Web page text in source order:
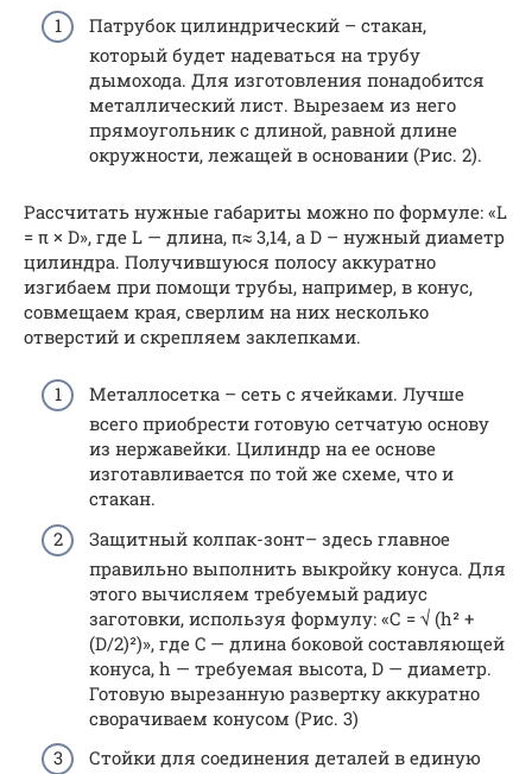
Патрубок цилиндрический – стакан,
который будет надеваться на трубу
дымохода. Для изготовления понадобится
металлический лист. Вырезаем из него
прямоугольник с длиной, равной длине
окружности, лежащей в основании (Рис. 2).
Рассчитать нужные габариты можно по формуле: «L
= π × D», где L — длина, π≈ 3,14, а D – нужный диаметр
цилиндра. Получившуюся полосу аккуратно
изгибаем при помощи трубы, например, в конус,
совмещаем края, сверлим на них несколько
отверстий и скрепляем заклепками.
Металлосетка – сеть с ячейками. Лучше
всего приобрести готовую сетчатую основу
из нержавейки. Цилиндр на ее основе
изготавливается по той же схеме, что и
стакан.
Защитный колпак-зонт– здесь главное
правильно выполнить выкройку конуса. Для
этого вычисляем требуемый радиус
заготовки, используя формулу: «С = √ (h² +
(D/2)²)», где C — длина боковой составляющей
конуса, h — требуемая высота, D — диаметр.
Готовую вырезанную развертку аккуратно
сворачиваем конусом (Рис. 3)
Стойки для соединения деталей в единую